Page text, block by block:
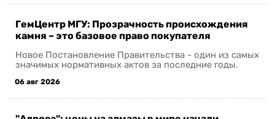
ГемЦентр МГУ: Прозрачность происхождения
камня – это базовое право покупателя
Новое Постановление Правительства - один из самых
значимых нормативных актов за последние годы.
06 авг 2026